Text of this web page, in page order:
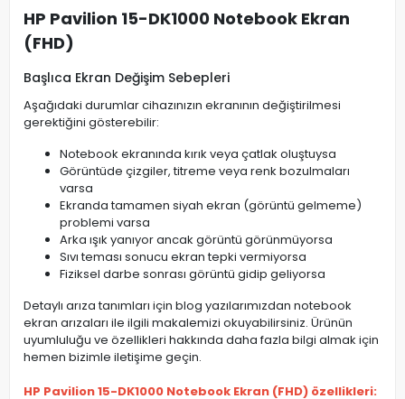
HP Pavilion 15-DK1000 Notebook Ekran
(FHD)
Başlıca Ekran Değişim Sebepleri
Aşağıdaki durumlar cihazınızın ekranının değiştirilmesi
gerektiğini gösterebilir:
Notebook ekranında kırık veya çatlak oluştuysa
Görüntüde çizgiler, titreme veya renk bozulmaları
varsa
Ekranda tamamen siyah ekran (görüntü gelmeme)
problemi varsa
Arka ışık yanıyor ancak görüntü görünmüyorsa
Sıvı teması sonucu ekran tepki vermiyorsa
Fiziksel darbe sonrası görüntü gidip geliyorsa
Detaylı arıza tanımları için blog yazılarımızdan notebook
ekran arızaları ile ilgili makalemizi okuyabilirsiniz. Ürünün
uyumluluğu ve özellikleri hakkında daha fazla bilgi almak için
hemen bizimle iletişime geçin.
HP Pavilion 15-DK1000 Notebook Ekran (FHD) özellikleri: